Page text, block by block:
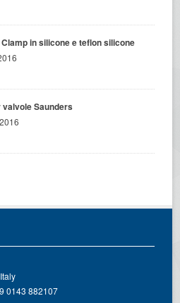
in silicone e teflon silicone
Saunders
0143 882107